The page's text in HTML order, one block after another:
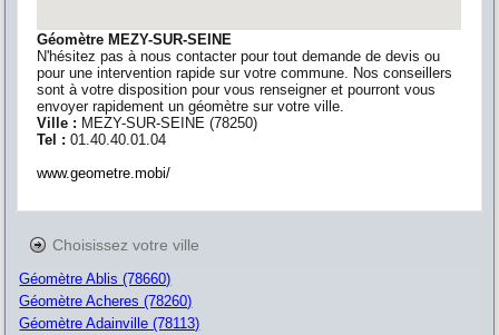
Géomètre MEZY-SUR-SEINE
N'hésitez pas à nous contacter pour tout demande de devis ou
pour une intervention rapide sur votre commune. Nos conseillers
sont à votre disposition pour vous renseigner et pourront vous
envoyer rapidement un géomètre sur votre ville.
Ville : MEZY-SUR-SEINE (78250)
Tel :01.40.40.01.04
www.geometre.mobi/
Choisissez votre ville
Géomètre Ablis (78660)
Géomètre Acheres (78260)
Géomètre Adainville (78113)